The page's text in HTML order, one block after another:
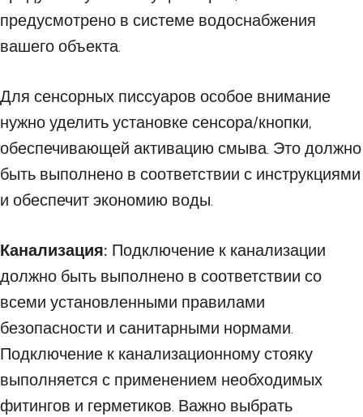
предусмотрено в системе водоснабжения
вашего объекта.
Для сенсорных писсуаров особое внимание
нужно уделить установке сенсора/кнопки,
обеспечивающей активацию смыва. Это должно
быть выполнено в соответствии с инструкциями
и обеспечит экономию воды.
Канализация: Подключение к канализации
должно быть выполнено в соответствии со
всеми установленными правилами
безопасности и санитарными нормами.
Подключение к канализационному стояку
выполняется с применением необходимых
фитингов и герметиков. Важно выбрать